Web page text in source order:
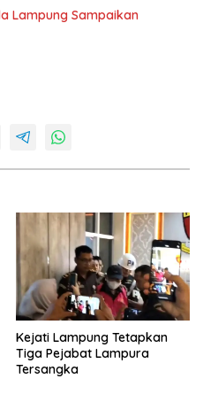
Lampung Sampaikan
Kejati Lampung Tetapkan
Tiga Pejabat Lampura
Tersangka